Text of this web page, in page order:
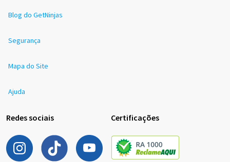
Blog do GetNinjas
Segurança
Mapa do Site
Ajuda
Redes sociais Certificações